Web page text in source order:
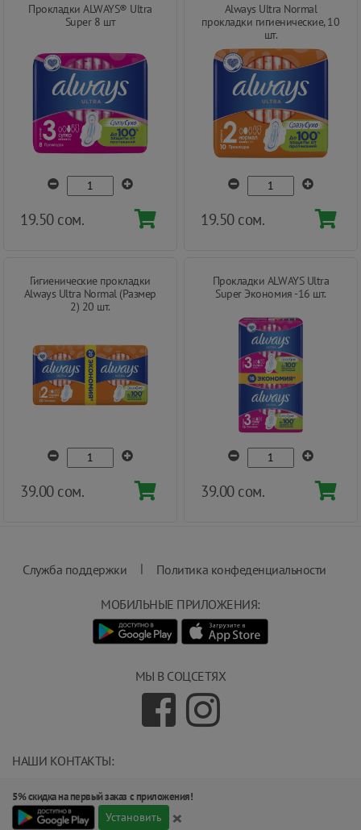
Прокладки ALWAYS® Ultra
Super 8 шт
19.50 сом.
Always Ultra Normal
прокладки гигиенические, 10
шт.
19.50 сом.
Гигиенические прокладки
Always Ultra Normal (Размер
2) 20 шт.
39.00 сом.
Прокладки ALWAYS Ultra
Super Экономия -16 шт.
39.00 сом.
Служба поддержки | Политика конфеденциальности
МЫ В СОЦСЕТЯХ
НАШИ КОНТАКТЫ:
(+992) 551 555 551
734000, г.Душанбе, ул.Карамова 205.
МОБИЛЬНЫЕ ПРИЛОЖЕНИЯ:
5% скидка на первый заказ с приложения!
Установить ×